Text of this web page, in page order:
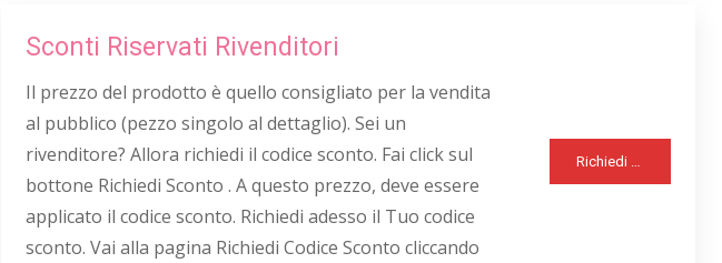
Sconti Riservati Rivenditori
Il prezzo del prodotto è quello consigliato per la vendita
al pubblico (pezzo singolo al dettaglio). Sei un
rivenditore? Allora richiedi il codice sconto. Fai click sul
bottone Richiedi Sconto . A questo prezzo, deve essere
applicato il codice sconto. Richiedi adesso il Tuo codice
sconto. Vai alla pagina Richiedi Codice Sconto cliccando